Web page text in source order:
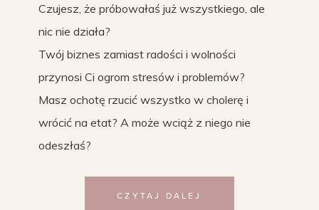
Czujesz, że próbowałaś już wszystkiego, ale
nic nie działa?
Twój biznes zamiast radości i wolności
przynosi Ci ogrom stresów i problemów?
Masz ochotę rzucić wszystko w cholerę i
wrócić na etat? A może wciąż z niego nie
odeszłaś?
CZYTAJ DALEJ